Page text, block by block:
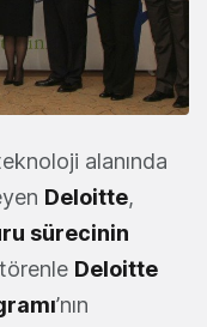
alanında
Deloitte,
sürecinin
Deloitte
’nın